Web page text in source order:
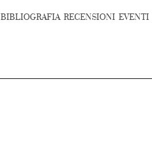
BIBLIOGRAFIA RECENSIONI EVENTI